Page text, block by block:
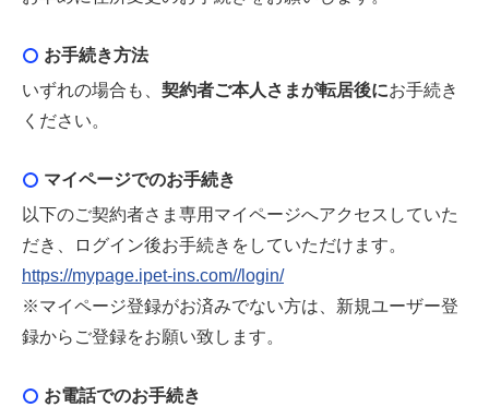
お手続き方法
いずれの場合も、 契約者ご本人さまが転居後にお手続き
ください。
マイページでのお手続き
以下のご契約者さま専用マイページへアクセスしていた
だき、ログイン後お手続きをしていただけます。
https://mypage.ipet-ins.com//login/
※マイページ登録がお済みでない方は、新規ユーザー登
録からご登録をお願い致します。
お電話でのお手続き